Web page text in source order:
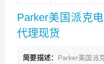
Parker美国派克
代理现货
简要描述： Parker美国派